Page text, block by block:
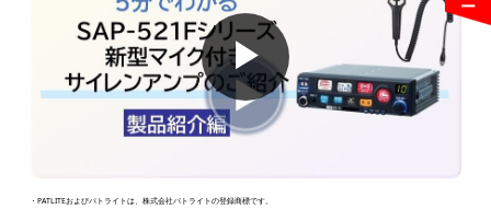
▶
・PATLITEおよびパトライトは、株式会社パトライトの登録商標です。